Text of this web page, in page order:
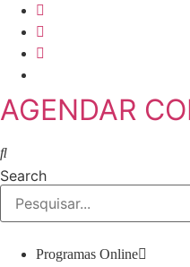
Skip
content
AGENDAR
Search
Programas Online